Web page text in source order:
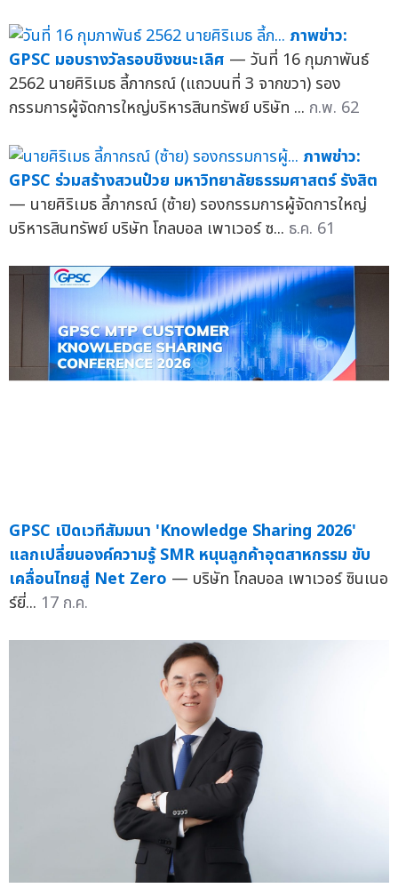
ภาพข่าว:
GPSC มอบรางวัลรอบชิงชนะเลิศ — วันที่ 16 กุมภาพันธ์
2562 นายศิริเมธ ลี้ภากรณ์ (แถวบนที่ 3 จากขวา) รอง
กรรมการผู้จัดการใหญ่บริหารสินทรัพย์ บริษัท ... ก.พ. 62
ภาพข่าว:
GPSC ร่วมสร้างสวนป๋วย มหาวิทยาลัยธรรมศาสตร์ รังสิต
— นายศิริเมธ ลี้ภากรณ์ (ซ้าย) รองกรรมการผู้จัดการใหญ่
บริหารสินทรัพย์ บริษัท โกลบอล เพาเวอร์ ซ... ธ.ค. 61
GPSC เปิดเวทีสัมมนา 'Knowledge Sharing 2026'
แลกเปลี่ยนองค์ความรู้ SMR หนุนลูกค้าอุตสาหกรรม ขับ
เคลื่อนไทยสู่ Net Zero — บริษัท โกลบอล เพาเวอร์ ซินเนอ
ร์ยี่... 17 ก.ค.